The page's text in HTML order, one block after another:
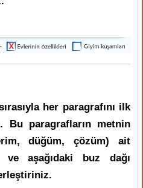
her paragrafını ilk
Bu paragrafların metnin
düğüm, çözüm) ait
ve aşağıdaki buz dağı